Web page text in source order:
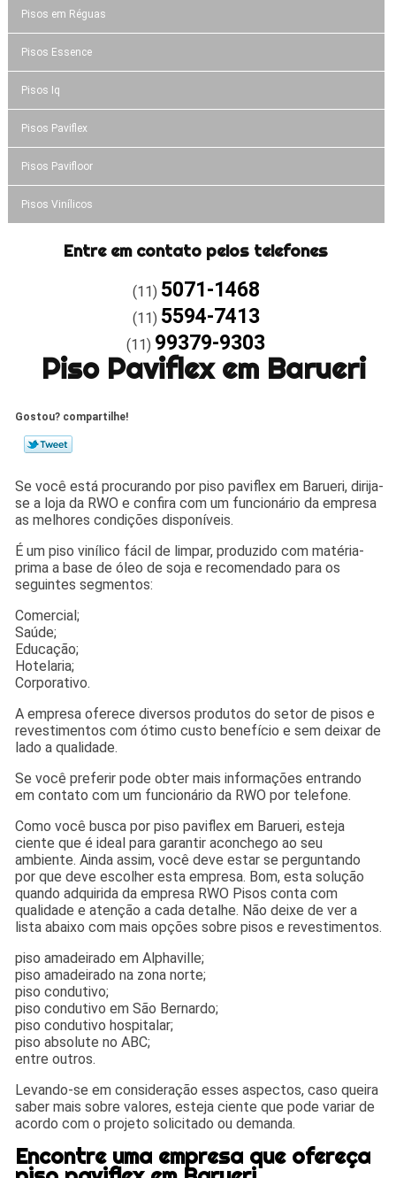
Pisos em Réguas
Pisos Essence
Pisos Iq
Pisos Paviflex
Pisos Pavifloor
Pisos Vinílicos
Entre em contato pelos telefones
(11) 5071-1468
(11) 5594-7413
(11) 99379-9303
Piso Paviflex em Barueri
Gostou? compartilhe!
Se você está procurando por piso paviflex em Barueri, dirija-
se a loja da RWO e confira com um funcionário da empresa
as melhores condições disponíveis.
É um piso vinílico fácil de limpar, produzido com matéria-
prima a base de óleo de soja e recomendado para os
seguintes segmentos:
Comercial;
Saúde;
Educação;
Hotelaria;
Corporativo.
A empresa oferece diversos produtos do setor de pisos e
revestimentos com ótimo custo benefício e sem deixar de
lado a qualidade.
Se você preferir pode obter mais informações entrando
em contato com um funcionário da RWO por telefone.
Como você busca por piso paviflex em Barueri, esteja
ciente que é ideal para garantir aconchego ao seu
ambiente. Ainda assim, você deve estar se perguntando
por que deve escolher esta empresa. Bom, esta solução
quando adquirida da empresa RWO Pisos conta com
qualidade e atenção a cada detalhe. Não deixe de ver a
lista abaixo com mais opções sobre pisos e revestimentos.
piso amadeirado em Alphaville;
piso amadeirado na zona norte;
piso condutivo;
piso condutivo em São Bernardo;
piso condutivo hospitalar;
piso absolute no ABC;
entre outros.
Levando-se em consideração esses aspectos, caso queira
saber mais sobre valores, esteja ciente que pode variar de
acordo com o projeto solicitado ou demanda.
Encontre uma empresa que ofereça